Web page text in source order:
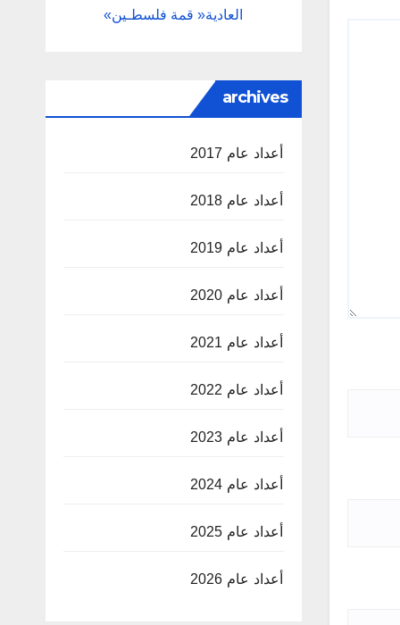
‬العادية‭ ‬‮«‬قمة‭ ‬فلسطـين‮»‬
archives
أعداد عام 2017
أعداد عام 2018
أعداد عام 2019
أعداد عام 2020
أعداد عام 2021
أعداد عام 2022
أعداد عام 2023
أعداد عام 2024
أعداد عام 2025
أعداد عام 2026